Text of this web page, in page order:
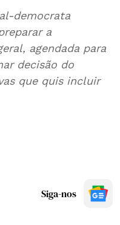
democrata
a
agendada para
decisão do
que quis incluir
Siga-nos